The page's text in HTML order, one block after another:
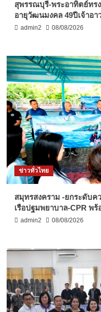
สุพรรณบุรี-พระอาทิตย์ทร
อายุวัฒนมงคล 49ปีเจ้าอา
admin2 08/08/2026
ข่าวทั่วไทย
สมุทรสงคราม -ยกระดับค
เรือปฐมพยาบาล-CPR พ
admin2 08/08/2026